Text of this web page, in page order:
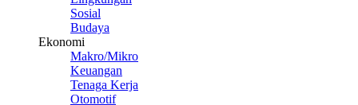
Sosial
Budaya
Ekonomi
Makro/Mikro
Keuangan
Tenaga Kerja
Otomotif